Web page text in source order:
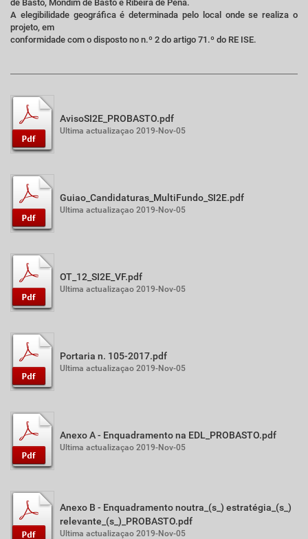
de Basto, Mondim de Basto e Ribeira de Pena.
A elegibilidade geográfica é determinada pelo local onde se realiza o
projeto, em
conformidade com o disposto no n.º 2 do artigo 71.º do RE ISE.
AvisoSI2E_PROBASTO.pdf
Ultima actualizaçao 2019-Nov-05
Guiao_Candidaturas_MultiFundo_SI2E.pdf
Ultima actualizaçao 2019-Nov-05
OT_12_SI2E_VF.pdf
Ultima actualizaçao 2019-Nov-05
Portaria n. 105-2017.pdf
Ultima actualizaçao 2019-Nov-05
Anexo A - Enquadramento na EDL_PROBASTO.pdf
Ultima actualizaçao 2019-Nov-05
Anexo B - Enquadramento noutra_(s_) estratégia_(s_)
relevante_(s_)_PROBASTO.pdf
Ultima actualizaçao 2019-Nov-05